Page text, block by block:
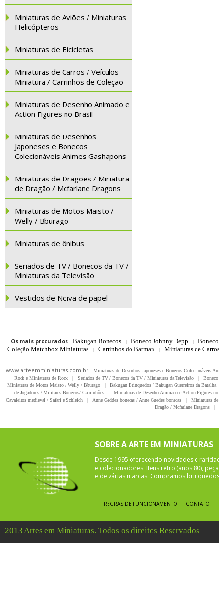
Miniaturas de Aviões / Miniaturas
Helicópteros
Miniaturas de Bicicletas
Miniaturas de Carros / Veículos
Miniatura / Carrinhos de Coleção
Miniaturas de Desenho Animado e
Action Figures no Brasil
Miniaturas de Desenhos
Japoneses e Bonecos
Colecionáveis Animes Gashapons
Miniaturas de Dragões / Miniatura
de Dragão / Mcfarlane Dragons
Miniaturas de Motos Maisto /
Welly / Bburago
Miniaturas de ônibus
Seriados de TV / Bonecos da TV /
Miniaturas da Televisão
Vestidos de Noiva de papel
Os mais procurados- Bakugan Bonecos | Boneco Johnny Depp |
Coleção Matchbox Miniaturas
| Carrinhos do Batman | Miniaturas de
www.arteemminiaturas.com.br - Miniaturas de Desenhos Japoneses e Bonecos Colecionáveis
Rock e Miniaturas de Rock
| Seriados de TV / Bonecos da TV / Miniaturas da Televisão |
Miniaturas de Motos Maisto / Welly / Bburago
| Bakugan Brinquedos / Bakugan Guerreiros da Batalha
de Jogadores / Militares Bonecos/ Caminhões
|
Miniaturas de Desenho Animado e Action Figures
Cavaleiros medieval / Safari e Schleich
| Anne Geddes bonecas / Anne Guedes bonecas |
Miniaturas
Dragão / Mcfarlane Dragons
|
SOBRE A ARTE EM MINIATURAS
Desde 1995 oferecendo novidades e
e colecionadores. Itens retro (anos 80),
e de várias marcas. Compramos
REGRAS DE FUNCIONAMENTO CONTATO
2013 Artes em Miniaturas. Todos os direitos Reservados